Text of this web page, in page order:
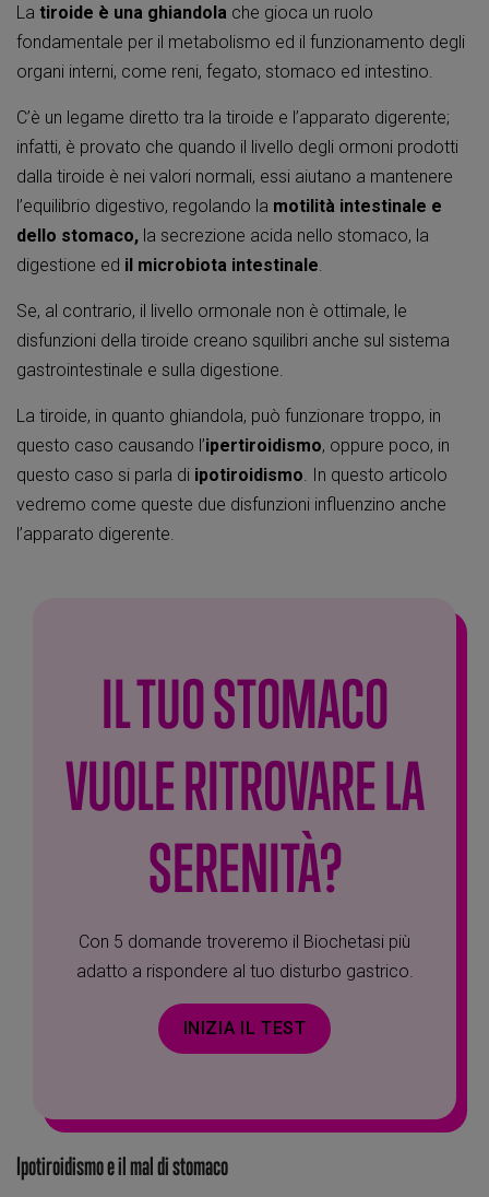
La tiroide è una ghiandola che gioca un ruolo
fondamentale per il metabolismo ed il funzionamento degli
organi interni, come reni, fegato, stomaco ed intestino.
C’è un legame diretto tra la tiroide e l’apparato digerente;
infatti, è provato che quando il livello degli ormoni prodotti
dalla tiroide è nei valori normali, essi aiutano a mantenere
l’equilibrio digestivo, regolando la motilità intestinale e
dello stomaco, la secrezione acida nello stomaco, la
digestione ed il microbiota intestinale.
Se, al contrario, il livello ormonale non è ottimale, le
disfunzioni della tiroide creano squilibri anche sul sistema
gastrointestinale e sulla digestione.
La tiroide, in quanto ghiandola, può funzionare troppo, in
questo caso causando l’ipertiroidismo, oppure poco, in
questo caso si parla di ipotiroidismo. In questo articolo
vedremo come queste due disfunzioni influenzino anche
l’apparato digerente.
IL TUO STOMACO
VUOLE RITROVARE LA
SERENITÀ?
Con 5 domande troveremo il Biochetasi più
adatto a rispondere al tuo disturbo gastrico.
INIZIA IL TEST
Ipotiroidismo e il mal di stomaco